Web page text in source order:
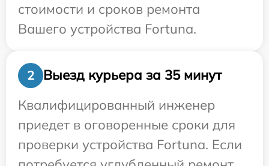
стоимости и сроков ремонта
Вашего устройства Fortuna.
2
Выезд курьера за 35 минут
Квалифицированный инженер
приедет в оговоренные сроки для
проверки устройства Fortuna. Если